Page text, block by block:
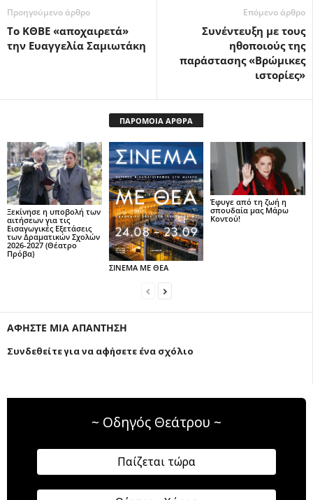
Προηγούμενο άρθρο
Το ΚΘΒΕ «αποχαιρετά»
την Ευαγγελία Σαμιωτάκη
Επόμενο άρθρο
Συνέντευξη με τους
ηθοποιούς της
παράστασης «Βρώμικες
ιστορίες»
ΠΑΡΟΜΟΙΑ ΑΡΘΡΑ
Ξεκίνησε η υποβολή των
αιτήσεων για τις
Εισαγωγικές Εξετάσεις
των Δραματικών Σχολών
2026-2027 (Θέατρο
Πρόβα)
ΣΙΝΕΜΑ ΜΕ ΘΕΑ
Έφυγε από τη ζωή η
σπουδαία μας Μάρω
Κοντού!
ΑΦΗΣΤΕ ΜΙΑ ΑΠΑΝΤΗΣΗ
Συνδεθείτε για να αφήσετε ένα σχόλιο
~ Οδηγός Θεάτρου ~
Παίζεται τώρα